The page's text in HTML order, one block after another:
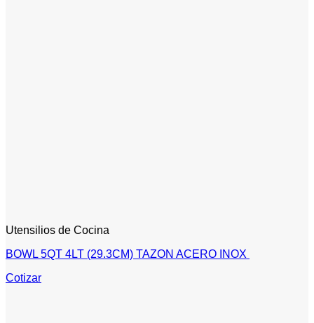
Utensilios de Cocina
BOWL 5QT 4LT (29.3CM) TAZON ACERO INOX
Cotizar